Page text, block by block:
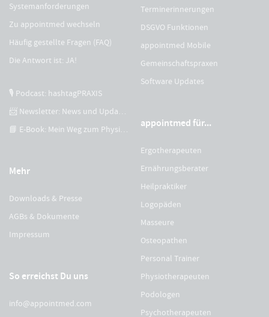
Systemanforderungen
Zu appointmed wechseln
Häufig gestellte Fragen (FAQ)
Die Antwort ist: JA!
🎙 Podcast: hashtagPRAXIS
📨 Newsletter: News und Updates
📘 E-Book: Mein Weg zum Physiotherapeuten
Mehr
Downloads & Presse
AGBs & Dokumente
Impressum
So erreichst Du uns
info@appointmed.com
Terminerinnerungen
DSGVO Funktionen
appointmed Mobile
Gemeinschaftspraxen
Software Updates
appointmed für...
Ergotherapeuten
Ernährungsberater
Heilpraktiker
Logopäden
Masseure
Osteopathen
Personal Trainer
Physiotherapeuten
Podologen
Psychotherapeuten